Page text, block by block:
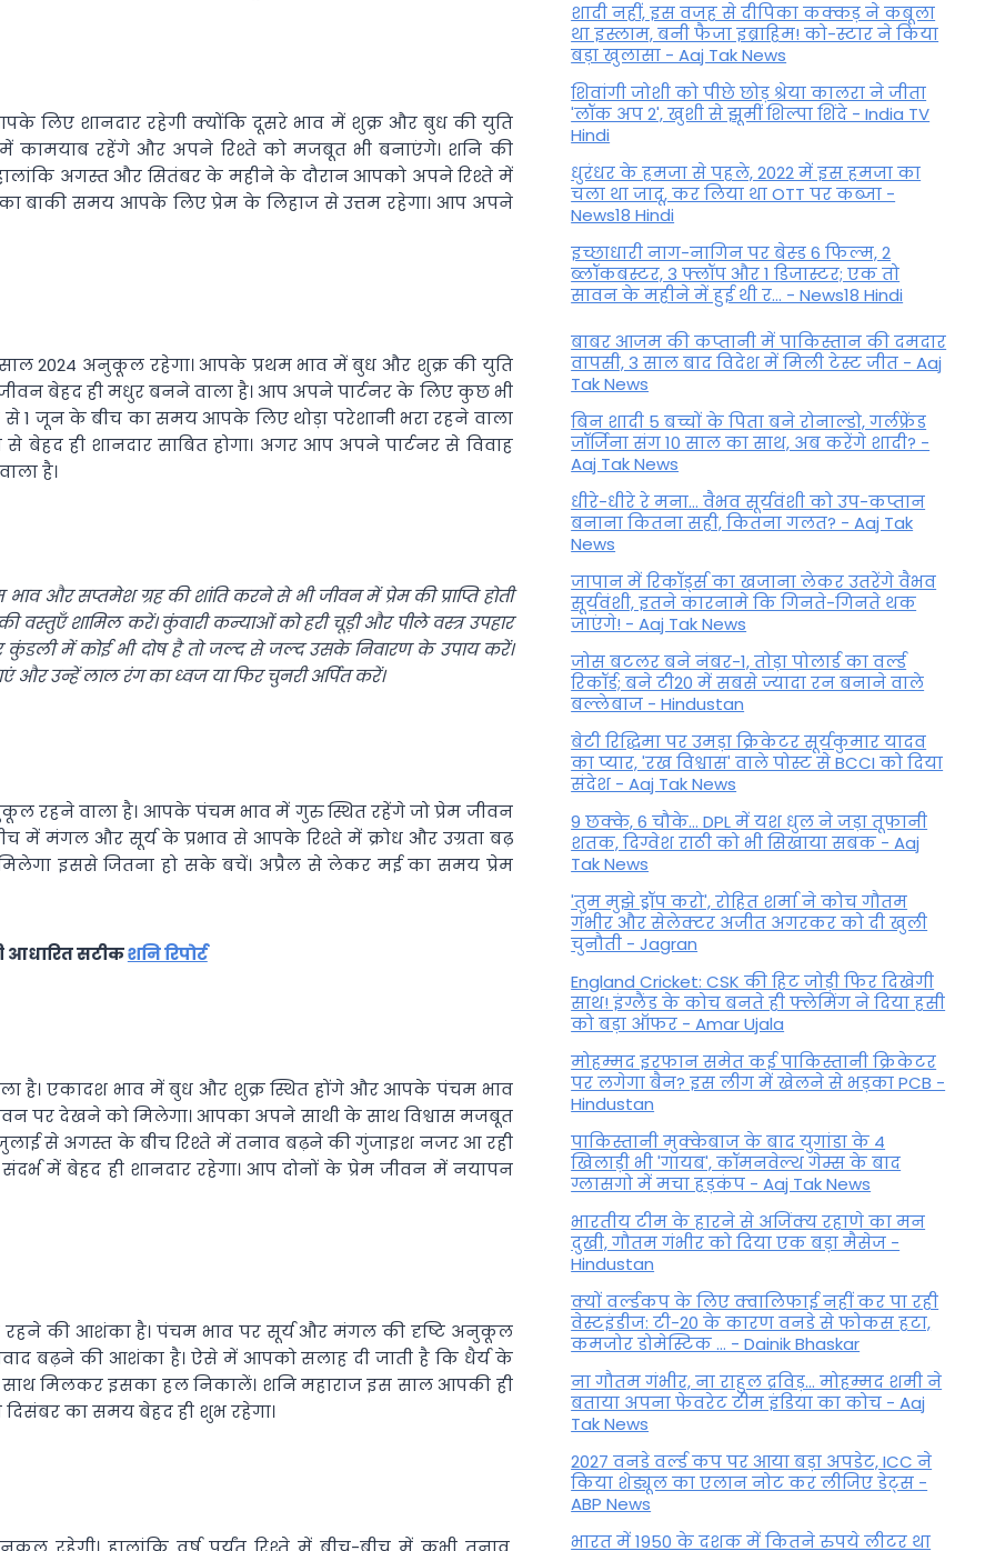
लिए शानदार रहेगी क्योंकि दूसरे भाव में शुक्र और बुध की युति
कामयाब रहेंगे और अपने रिश्ते को मजबूत भी बनाएंगे। शनि की
हालांकि अगस्त और सितंबर के महीने के दौरान आपको अपने रिश्ते में
बाकी समय आपके लिए प्रेम के लिहाज से उत्तम रहेगा। आप अपने
2024 अनुकूल रहेगा। आपके प्रथम भाव में बुध और शुक्र की युति
बेहद ही मधुर बनने वाला है। आप अपने पार्टनर के लिए कुछ भी
से 1 जून के बीच का समय आपके लिए थोड़ा परेशानी भरा रहने वाला
ही शानदार साबित होगा। अगर आप अपने पार्टनर से विवाह
है।
भाव और सप्तमेश ग्रह की शांति करने से भी जीवन में प्रेम की प्राप्ति होती
वस्तुएँ शामिल करें।कुंवारी कन्याओं को हरी चूड़ी और पीले वस्त्र उपहार
कुंडली में कोई भी दोष है तो जल्द से जल्द उसके निवारण के उपाय करें।
और उन्हें लाल रंग का ध्वज या फिर चुनरी अर्पित करें।
रहने वाला है। आपके पंचम भाव में गुरु स्थित रहेंगे जो प्रेम जीवन
में मंगल और सूर्य के प्रभाव से आपके रिश्ते में क्रोध और उग्रता बढ़
इससे जितना हो सके बचें। अप्रैल से लेकर मई का समय प्रेम
आधारित सटीकशनि रिपोर्ट
है। एकादश भाव में बुध और शुक्र स्थित होंगे और आपके पंचम भाव
पर देखने को मिलेगा। आपका अपने साथी के साथ विश्वास मजबूत
से अगस्त के बीच रिश्ते में तनाव बढ़ने की गुंजाइश नजर आ रही
में बेहद ही शानदार रहेगा। आप दोनों के प्रेम जीवन में नयापन
रहने की आशंका है। पंचम भाव पर सूर्य और मंगल की दृष्टि अनुकूल
बढ़ने की आशंका है। ऐसे में आपको सलाह दी जाती है कि धैर्य के
मिलकर इसका हल निकालें। शनि महाराज इस साल आपकी ही
का समय बेहद ही शुभ रहेगा।
शादी नहीं, इस वजह से दीपिका कक्कड़ ने कबूला
था इस्लाम, बनी फैजा इब्राहिम! को-स्टार ने किया
बड़ा खुलासा - Aaj Tak News
शिवांगी जोशी को पीछे छोड़ श्रेया कालरा ने जीता
'लॉक अप 2', खुशी से झूमीं शिल्पा शिंदे - India TV
Hindi
धुरंधर के हमजा से पहले, 2022 में इस हमजा का
चला था जादू, कर लिया था OTT पर कब्जा -
News18 Hindi
इच्छाधारी नाग-नागिन पर बेस्ड 6 फिल्म, 2
ब्लॉकबस्टर, 3 फ्लॉप और 1 डिजास्टर; एक तो
सावन के महीने में हुई थी र... - News18 Hindi
बाबर आजम की कप्तानी में पाकिस्तान की दमदार
वापसी, 3 साल बाद विदेश में मिली टेस्ट जीत - Aaj
Tak News
बिन शादी 5 बच्चों के पिता बने रोनाल्डो, गर्लफ्रेंड
जॉर्जिना संग 10 साल का साथ, अब करेंगे शादी? -
Aaj Tak News
धीरे-धीरे रे मना… वैभव सूर्यवंशी को उप-कप्तान
बनाना कितना सही, कितना गलत? - Aaj Tak
News
जापान में रिकॉर्ड्स का खजाना लेकर उतरेंगे वैभव
सूर्यवंशी, इतने कारनामे कि गिनते-गिनते थक
जाएंगे! - Aaj Tak News
जोस बटलर बने नंबर-1, तोड़ा पोलार्ड का वर्ल्ड
रिकॉर्ड; बने टी20 में सबसे ज्यादा रन बनाने वाले
बल्लेबाज - Hindustan
बेटी र‍िद्ध‍िमा पर उमड़ा क्रिकेटर सूर्यकुमार यादव
का प्यार, 'रख विश्वास' वाले पोस्ट से BCCI को दिया
संदेश - Aaj Tak News
9 छक्के, 6 चौके... DPL में यश धुल ने जड़ा तूफानी
शतक, द‍िग्वेश राठी को भी स‍िखाया सबक - Aaj
Tak News
'तुम मुझे ड्रॉप करो', रोहित शर्मा ने कोच गौतम
गंभीर और सेलेक्टर अजीत अगरकर को दी खुली
चुनौती - Jagran
England Cricket: CSK की हिट जोड़ी फिर दिखेगी
साथ! इंग्लैंड के कोच बनते ही फ्लेमिंग ने दिया हसी
को बड़ा ऑफर - Amar Ujala
मोहम्मद इरफान समेत कई पाकिस्तानी क्रिकेटर
पर लगेगा बैन? इस लीग में खेलने से भड़का PCB -
Hindustan
पाकिस्तानी मुक्केबाज के बाद युगांडा के 4
खिलाड़ी भी 'गायब', कॉमनवेल्थ गेम्स के बाद
ग्लासगो में मचा हड़कंप - Aaj Tak News
भारतीय टीम के हारने से अजिंक्य रहाणे का मन
दुखी, गौतम गंभीर को दिया एक बड़ा मैसेज -
Hindustan
क्यों वर्ल्डकप के लिए क्वालिफाई नहीं कर पा रही
वेस्टइंडीज: टी-20 के कारण वनडे से फोकस हटा,
कमजोर डोमेस्टिक ... - Dainik Bhaskar
ना गौतम गंभीर, ना राहुल द्रव‍िड़... मोहम्मद शमी ने
बताया अपना फेवरेट टीम इंड‍िया का कोच - Aaj
Tak News
2027 वनडे वर्ल्ड कप पर आया बड़ा अपडेट, ICC ने
किया शेड्यूल का एलान नोट कर लीजिए डेट्स -
ABP News
भारत में 1950 के दशक में कितने रुपये लीटर था